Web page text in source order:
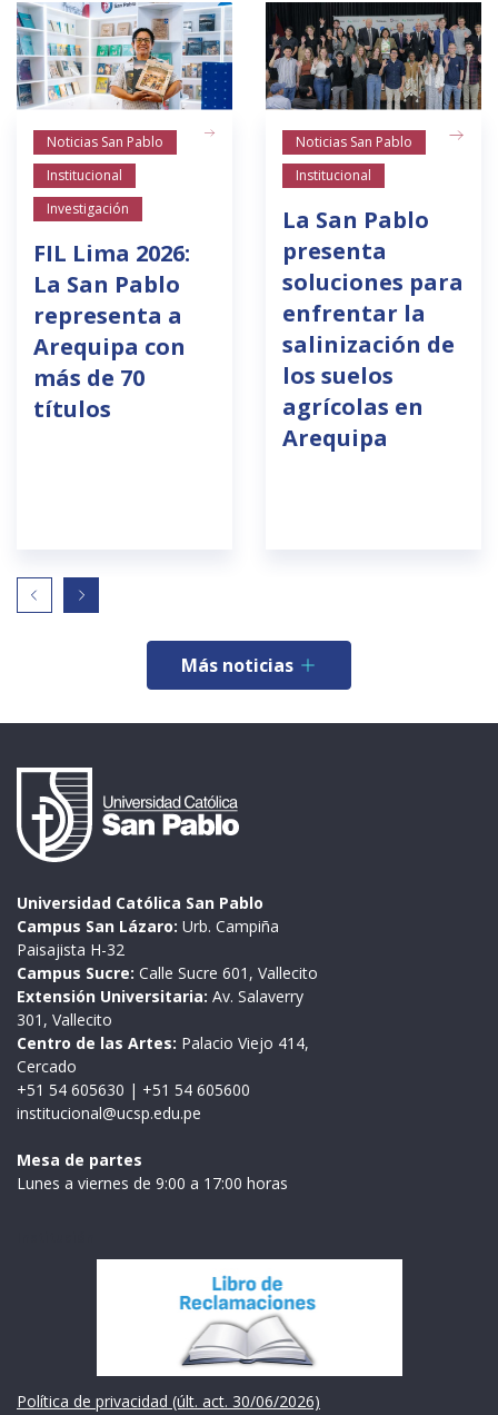
Noticias San Pablo
Institucional
Investigación
FIL Lima 2026:
La San Pablo
representa a
Arequipa con
más de 70
títulos
Noticias San Pablo
Institucional
La San Pablo
presenta
soluciones para
enfrentar la
salinización de
los suelos
agrícolas en
Arequipa
Más noticias
Universidad Católica San Pablo
Campus San Lázaro: Urb. Campiña
Paisajista H-32
Campus Sucre: Calle Sucre 601, Vallecito
Extensión Universitaria: Av. Salaverry
301, Vallecito
Centro de las Artes: Palacio Viejo 414,
Cercado
+51 54 605630 | +51 54 605600
institucional@ucsp.edu.pe
Mesa de partes
Lunes a viernes de 9:00 a 17:00 horas
Política de privacidad (últ. act. 30/06/2026)